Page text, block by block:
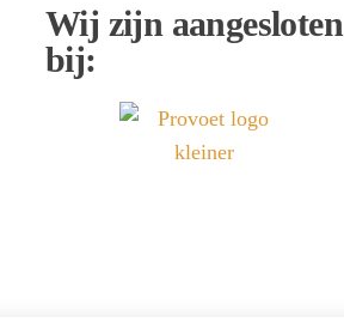
Wij zijn aangesloten
bij: